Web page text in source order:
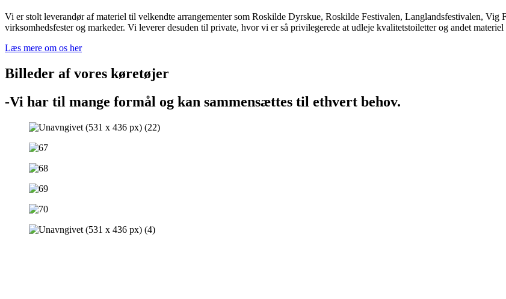
Vi er stolt leverandør af materiel til velkendte arrangementer som Roskilde Dyrskue, Roskilde Festivalen, Langlandsfestivalen,
virksomhedsfester og markeder. Vi leverer desuden til private, hvor vi er så privilegerede at udleje kvalitetstoiletter og andet
Læs mere om os her
Billeder af vores køretøjer
-Vi har til mange formål og kan sammensættes til ethvert behov.